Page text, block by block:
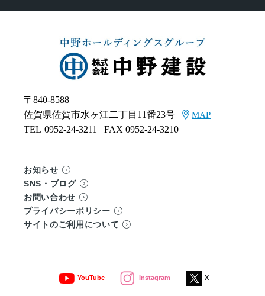
〒840-8588
佐賀県佐賀市水ヶ江二丁目11番23号
MAP
TEL 0952-24-3211 FAX 0952-24-3210
お知らせ
SNS・ブログ
お問い合わせ
プライバシーポリシー
サイトのご利用について
YouTube Instagram X